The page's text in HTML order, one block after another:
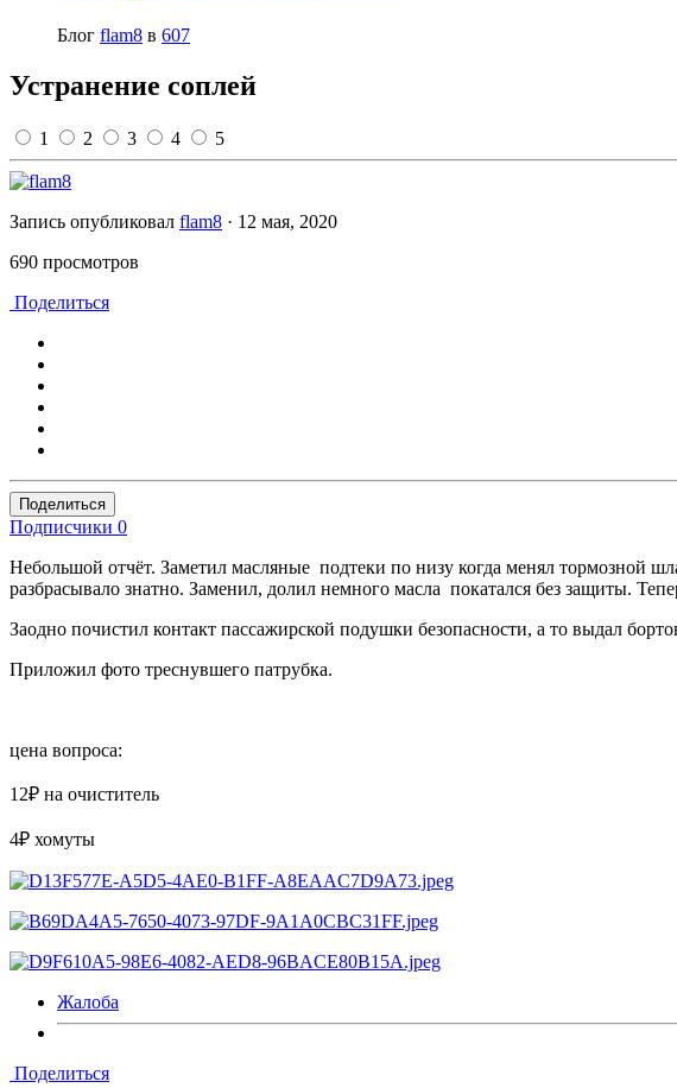
Блог flam8 в 607
Устранение соплей
1 2 3 4 5
Запись опубликовал flam8 · 12 мая, 2020
690 просмотров
Поделиться
Поделиться
Подписчики 0
Небольшой отчёт. Заметил масляные подтеки по низу когда менял тормозной
разбрасывало знатно. Заменил, долил немного масла покатался без защиты.
Заодно почистил контакт пассажирской подушки безопасности, а то выдал
Приложил фото треснувшего патрубка.
цена вопроса:
12₽ на очиститель
4₽ хомуты
Жалоба
Поделиться